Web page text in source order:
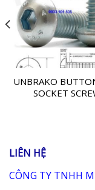
UNBRAKO
SOCKET
LIÊN HỆ
CÔNG TY TNHH